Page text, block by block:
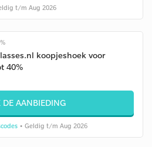
t/m Aug 2026
koopjeshoek voor
40%
DE AANBIEDING
• Geldig t/m Aug 2026